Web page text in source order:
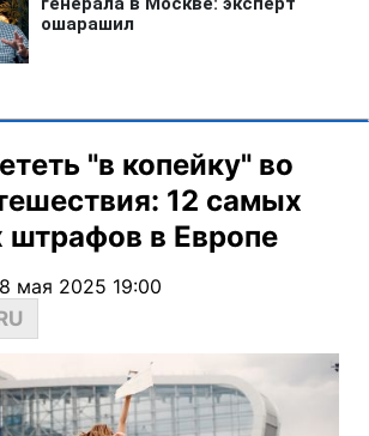
"в копейку" во
12 самых
штрафов в Европе
мая 2025 19:00